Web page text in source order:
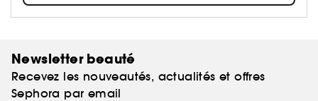
Newsletter beauté
Recevez les nouveautés, actualités et offres
Sephora par email